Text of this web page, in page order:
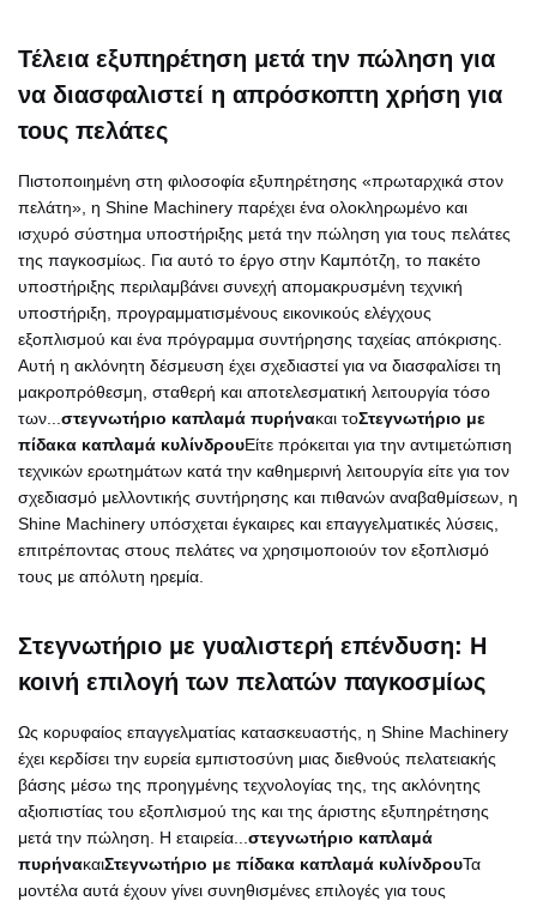
Τέλεια εξυπηρέτηση μετά την πώληση για
να διασφαλιστεί η απρόσκοπτη χρήση για
τους πελάτες
Πιστοποιημένη στη φιλοσοφία εξυπηρέτησης «πρωταρχικά στον
πελάτη», η Shine Machinery παρέχει ένα ολοκληρωμένο και
ισχυρό σύστημα υποστήριξης μετά την πώληση για τους πελάτες
της παγκοσμίως. Για αυτό το έργο στην Καμπότζη, το πακέτο
υποστήριξης περιλαμβάνει συνεχή απομακρυσμένη τεχνική
υποστήριξη, προγραμματισμένους εικονικούς ελέγχους
εξοπλισμού και ένα πρόγραμμα συντήρησης ταχείας απόκρισης.
Αυτή η ακλόνητη δέσμευση έχει σχεδιαστεί για να διασφαλίσει τη
μακροπρόθεσμη, σταθερή και αποτελεσματική λειτουργία τόσο
των... στεγνωτήριο καπλαμά πυρήνακαι τοΣτεγνωτήριο με
πίδακα καπλαμά κυλίνδρουΕίτε πρόκειται για την αντιμετώπιση
τεχνικών ερωτημάτων κατά την καθημερινή λειτουργία είτε για τον
σχεδιασμό μελλοντικής συντήρησης και πιθανών αναβαθμίσεων, η
Shine Machinery υπόσχεται έγκαιρες και επαγγελματικές λύσεις,
επιτρέποντας στους πελάτες να χρησιμοποιούν τον εξοπλισμό
τους με απόλυτη ηρεμία.
Στεγνωτήριο με γυαλιστερή επένδυση: Η
κοινή επιλογή των πελατών παγκοσμίως
Ως κορυφαίος επαγγελματίας κατασκευαστής, η Shine Machinery
έχει κερδίσει την ευρεία εμπιστοσύνη μιας διεθνούς πελατειακής
βάσης μέσω της προηγμένης τεχνολογίας της, της ακλόνητης
αξιοπιστίας του εξοπλισμού της και της άριστης εξυπηρέτησης
μετά την πώληση. Η εταιρεία... στεγνωτήριο καπλαμά
πυρήνακαιΣτεγνωτήριο με πίδακα καπλαμά κυλίνδρουΤα
μοντέλα αυτά έχουν γίνει συνηθισμένες επιλογές για τους